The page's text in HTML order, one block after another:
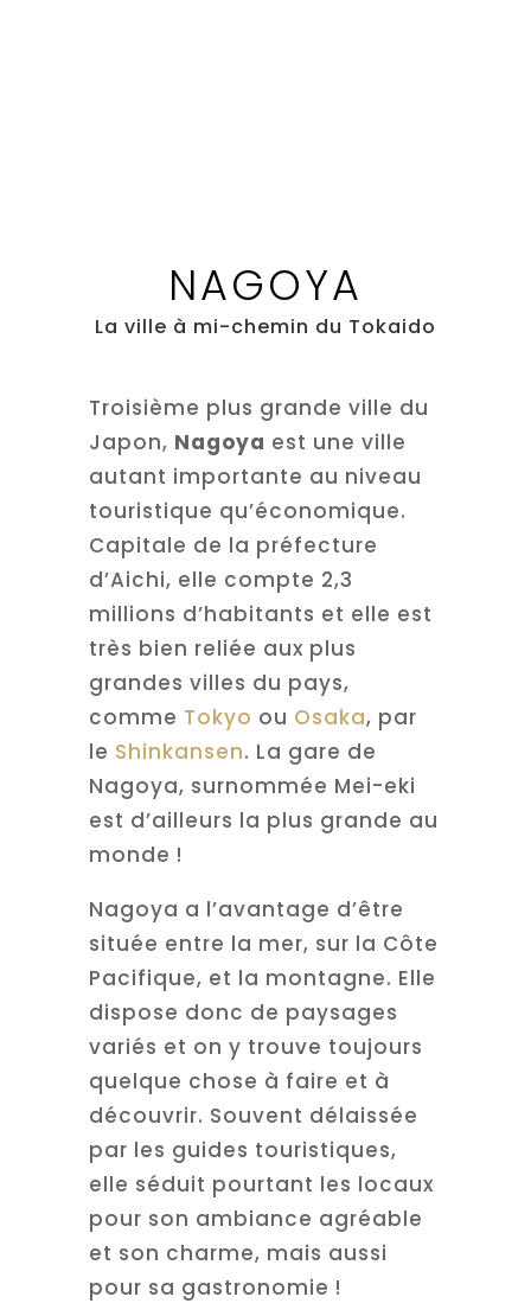
NAGOYA
La ville à mi-chemin du Tokaido
Troisième plus grande ville du
Japon, Nagoya est une ville
autant importante au niveau
touristique qu’économique.
Capitale de la préfecture
d’Aichi, elle compte 2,3
millions d’habitants et elle est
très bien reliée aux plus
grandes villes du pays,
comme Tokyo ou Osaka, par
le Shinkansen. La gare de
Nagoya, surnommée Mei-eki
est d’ailleurs la plus grande au
monde !
Nagoya a l’avantage d’être
située entre la mer, sur la Côte
Pacifique, et la montagne. Elle
dispose donc de paysages
variés et on y trouve toujours
quelque chose à faire et à
découvrir. Souvent délaissée
par les guides touristiques,
elle séduit pourtant les locaux
pour son ambiance agréable
et son charme, mais aussi
pour sa gastronomie !